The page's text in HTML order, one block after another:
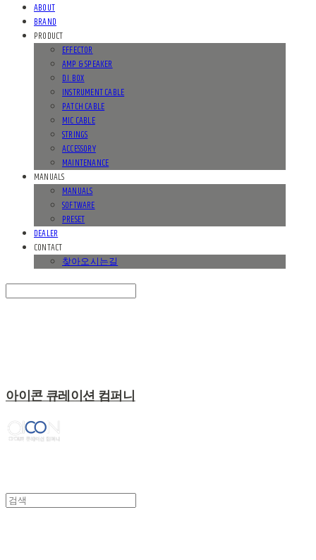
ABOUT
BRAND
PRODUCT
EFFECTOR
AMP & SPEAKER
D.I. BOX
INSTRUMENT CABLE
PATCH CABLE
MIC CABLE
STRINGS
ACCESSORY
MAINTENANCE
MANUALS
MANUALS
SOFTWARE
PRESET
DEALER
CONTACT
찾아오시는길
아이콘 큐레이션 컴퍼니